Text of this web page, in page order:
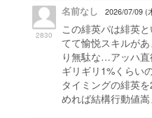
2830
名前なし 2026/07/09 (
この緋英パは緋英
てて愉悦スキルが
り無駄な…アッハ
ギリギリ1%くらい
タイミングの緋英
めれば結構行動値